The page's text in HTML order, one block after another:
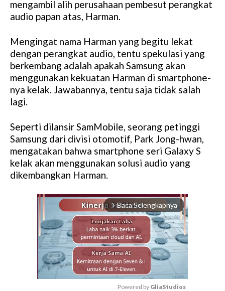
mengambil alih perusahaan pembesut perangkat
audio papan atas, Harman.
Mengingat nama Harman yang begitu lekat
dengan perangkat audio, tentu spekulasi yang
berkembang adalah apakah Samsung akan
menggunakan kekuatan Harman di smartphone-
nya kelak. Jawabannya, tentu saja tidak salah
lagi.
Seperti dilansir SamMobile, seorang petinggi
Samsung dari divisi otomotif, Park Jong-hwan,
mengatakan bahwa smartphone seri Galaxy S
kelak akan menggunakan solusi audio yang
dikembangkan Harman.
arrow_forward_ios Baca Selengkapnya
Powered by GliaStudios